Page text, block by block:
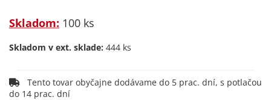
Skladom: 100 ks
Skladom v ext. sklade: 444 ks
do 14 prac. dní